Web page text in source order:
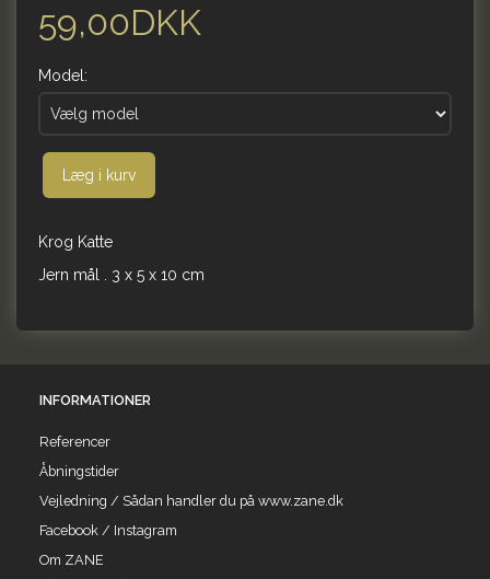
59,00DKK
Model:
Læg i kurv
Krog Katte
Jern mål . 3 x 5 x 10 cm
INFORMATIONER
Referencer
Åbningstider
Vejledning / Sådan handler du på www.zane.dk
Facebook / Instagram
Om ZANE